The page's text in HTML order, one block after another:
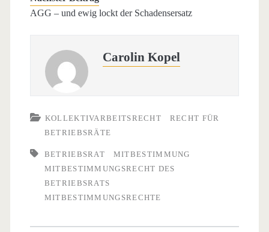
AGG – und ewig lockt der Schadensersatz
Carolin Kopel
KOLLEKTIVARBEITSRECHT
RECHT FÜR
BETRIEBSRÄTE
BETRIEBSRAT
MITBESTIMMUNG
MITBESTIMMUNGSRECHT DES
BETRIEBSRATS
MITBESTIMMUNGSRECHTE